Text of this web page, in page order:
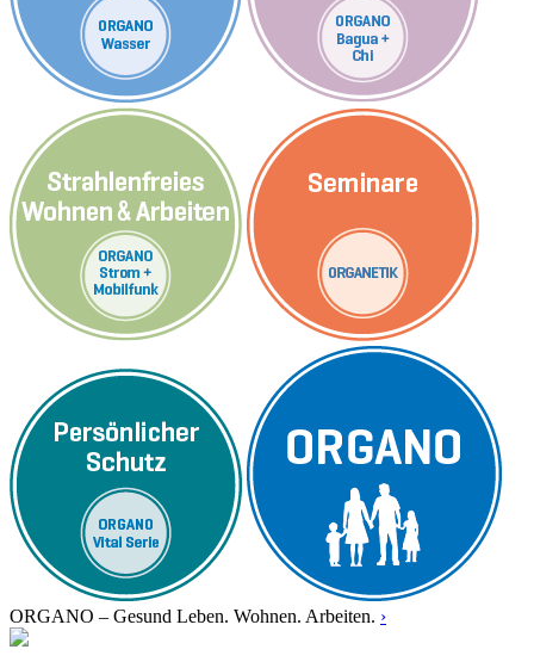
ORGANO – Gesund Leben. Wohnen. Arbeiten. ›